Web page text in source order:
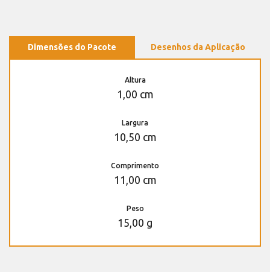
Dimensões do Pacote Desenhos da Aplicação
Altura
1,00 cm
Largura
10,50 cm
Comprimento
11,00 cm
Peso
15,00 g